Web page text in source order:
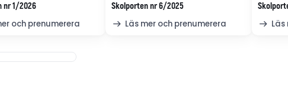
nr 1/2026
och prenumerera
Skolporten nr 6/2025
Läs mer och prenumerera